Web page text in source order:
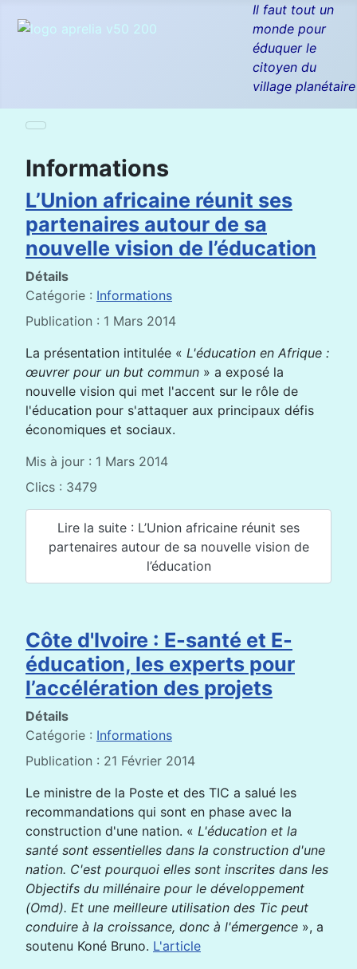
Il faut tout un
monde pour
éduquer le
citoyen du
village planétaire
Informations
L’Union africaine réunit ses
partenaires autour de sa
nouvelle vision de l’éducation
Détails
Catégorie : Informations
Publication : 1 Mars 2014
La présentation intitulée « L'éducation en Afrique :
œuvrer pour un but commun » a exposé la
nouvelle vision qui met l'accent sur le rôle de
l'éducation pour s'attaquer aux principaux défis
économiques et sociaux.
Mis à jour : 1 Mars 2014
Clics : 3479
Lire la suite : L’Union africaine réunit ses
partenaires autour de sa nouvelle vision de
l’éducation
Côte d'Ivoire : E-santé et E-
éducation, les experts pour
l’accélération des projets
Détails
Catégorie : Informations
Publication : 21 Février 2014
Le ministre de la Poste et des TIC a salué les
recommandations qui sont en phase avec la
construction d'une nation. « L'éducation et la
santé sont essentielles dans la construction d'une
nation. C'est pourquoi elles sont inscrites dans les
Objectifs du millénaire pour le développement
(Omd). Et une meilleure utilisation des Tic peut
conduire à la croissance, donc à l'émergence », a
soutenu Koné Bruno. L'article